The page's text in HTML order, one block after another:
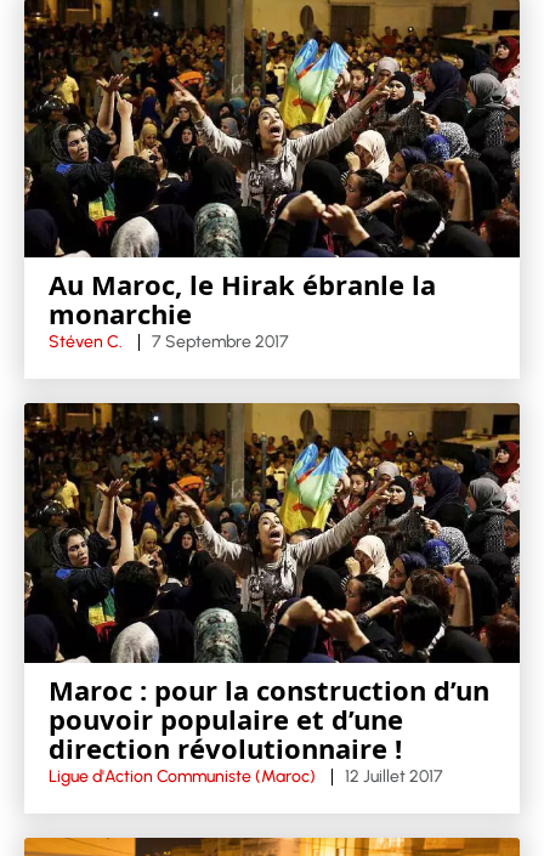
Au Maroc, le Hirak ébranle la
monarchie
Stéven C. 7 Septembre 2017
Maroc : pour la construction d’un
pouvoir populaire et d’une
direction révolutionnaire !
Ligue d'Action Communiste (Maroc) 12 Juillet 2017